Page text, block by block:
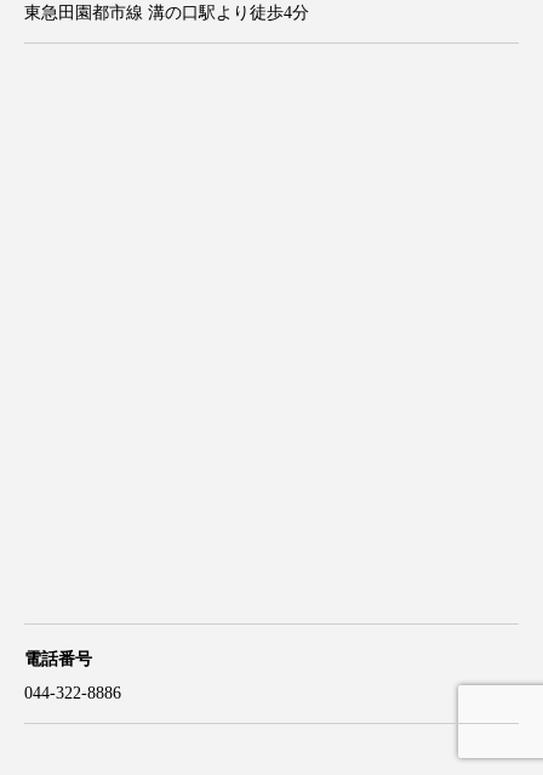
東急田園都市線 溝の口駅より徒歩4分
電話番号
044-322-8886